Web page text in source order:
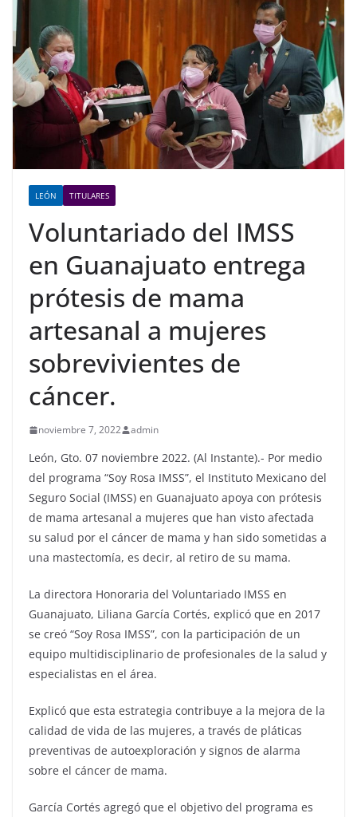
LEÓN TITULARES
Voluntariado del IMSS
en Guanajuato entrega
prótesis de mama
artesanal a mujeres
sobrevivientes de
cáncer.
noviembre 7, 2022 admin
León, Gto. 07 noviembre 2022. (Al Instante).- Por medio
del programa “Soy Rosa IMSS”, el Instituto Mexicano del
Seguro Social (IMSS) en Guanajuato apoya con prótesis
de mama artesanal a mujeres que han visto afectada
su salud por el cáncer de mama y han sido sometidas a
una mastectomía, es decir, al retiro de su mama.
La directora Honoraria del Voluntariado IMSS en
Guanajuato, Liliana García Cortés, explicó que en 2017
se creó “Soy Rosa IMSS”, con la participación de un
equipo multidisciplinario de profesionales de la salud y
especialistas en el área.
Explicó que esta estrategia contribuye a la mejora de la
calidad de vida de las mujeres, a través de pláticas
preventivas de autoexploración y signos de alarma
sobre el cáncer de mama.
García Cortés agregó que el objetivo del programa es